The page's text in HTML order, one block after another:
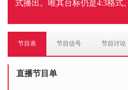
式播出。唯其台标仍是4:3格式。
节目表 节目信号 节目讨论
直播节目单